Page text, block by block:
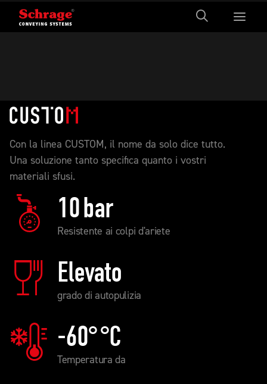
Con la linea CUSTOM, il nome da solo dice tutto.
Una soluzione tanto specifica quanto i vostri
materiali sfusi.
10bar
Resistente ai colpi d'ariete
Elevato
grado di autopulizia
-60°°C
Temperatura da